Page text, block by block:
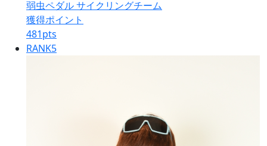
弱虫ペダル サイクリングチーム
獲得ポイント
481pts
RANK5